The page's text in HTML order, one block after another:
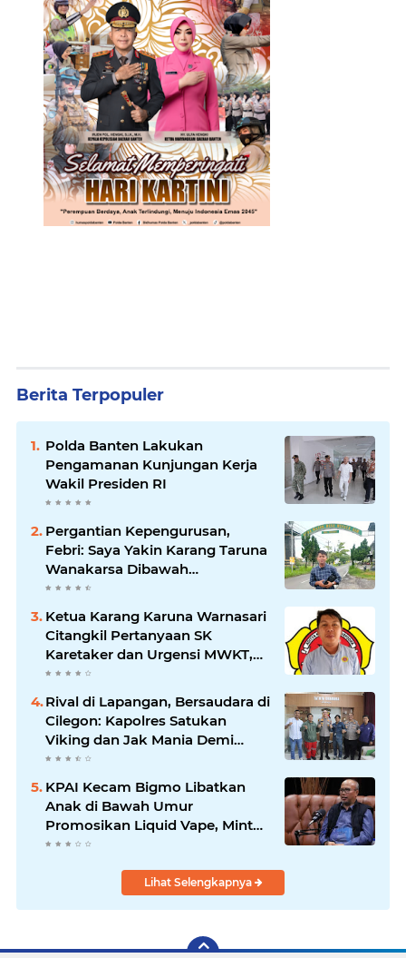
Berita Terpopuler
Polda Banten Lakukan
Pengamanan Kunjungan Kerja
Wakil Presiden RI
Pergantian Kepengurusan,
Febri: Saya Yakin Karang Taruna
Wanakarsa Dibawah
Kepemimpinan Bung Entus
Ketua Karang Karuna Warnasari
Citangkil Pertanyaan SK
Karetaker dan Urgensi MWKT,
Saat Suasana Berduka
Rival di Lapangan, Bersaudara di
Cilegon: Kapolres Satukan
Viking dan Jak Mania Demi
Nobar Damai Piala Presiden
KPAI Kecam Bigmo Libatkan
Anak di Bawah Umur
Promosikan Liquid Vape, Minta
Aparat Bertindak Tegas
Lihat Selengkapnya